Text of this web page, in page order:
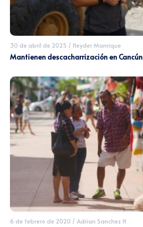
30 de abril de 2025 / Heyder Manrique
Mantienen descacharrización en Cancún
6 de febrero de 2020 / Adrian Sanchez H